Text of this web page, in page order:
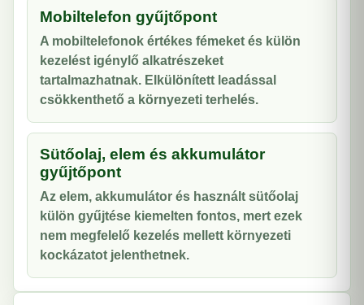
Mobiltelefon gyűjtőpont
A mobiltelefonok értékes fémeket és külön
kezelést igénylő alkatrészeket
tartalmazhatnak. Elkülönített leadással
csökkenthető a környezeti terhelés.
Sütőolaj, elem és akkumulátor
gyűjtőpont
Az elem, akkumulátor és használt sütőolaj
külön gyűjtése kiemelten fontos, mert ezek
nem megfelelő kezelés mellett környezeti
kockázatot jelenthetnek.